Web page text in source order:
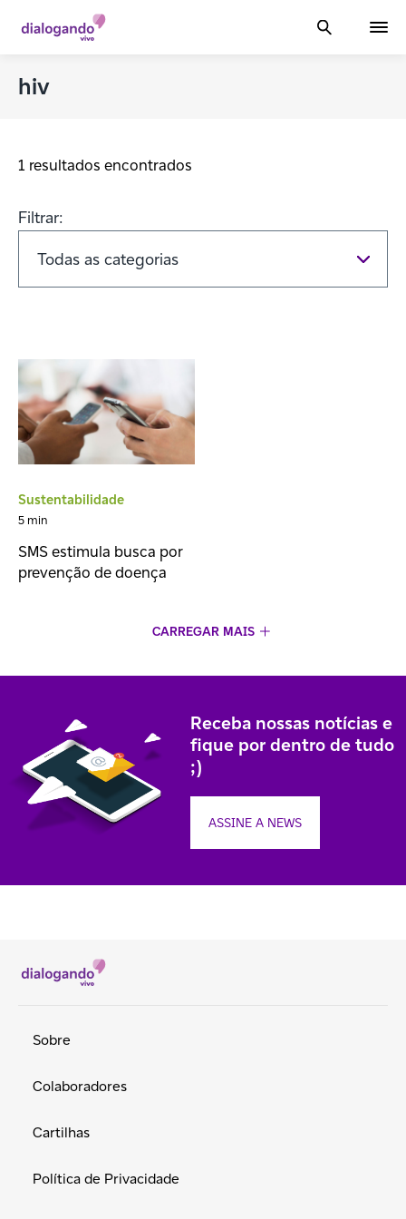
hiv
1 resultados encontrados
Filtrar:
Sustentabilidade
5 min
SMS estimula busca por
prevenção de doença
CARREGAR MAIS
Receba nossas notícias e
fique por dentro de tudo
;)
ASSINE A NEWS
Sobre
Colaboradores
Cartilhas
Política de Privacidade